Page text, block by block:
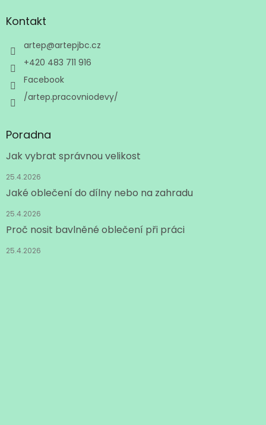
aKontakt
artep@artepjbc.cz
+420 483 711 916
Facebook
/artep.pracovniodevy/
Poradna
Jak vybrat správnou velikost
25.4.2026
Jaké oblečení do dílny nebo na zahradu
25.4.2026
Proč nosit bavlněné oblečení při práci
25.4.2026